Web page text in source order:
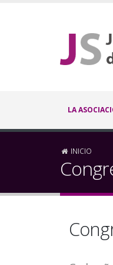
LA
ayuda
INICIO